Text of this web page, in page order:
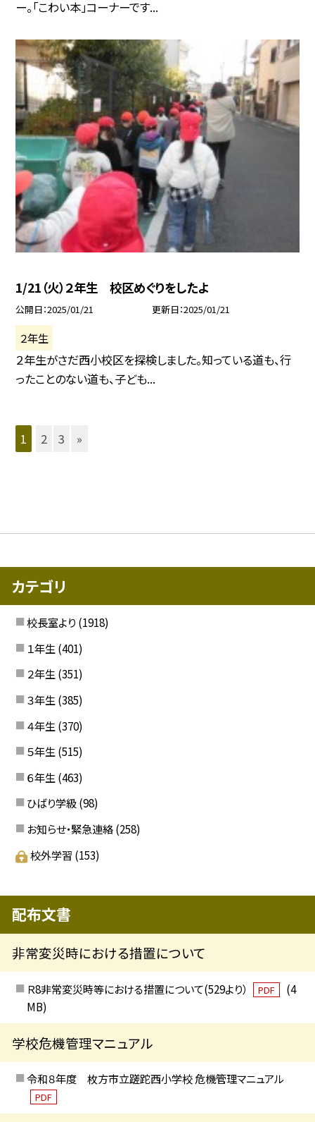
ー。「こわい本」コーナーです...
1/21（火）２年生 校区めぐりをしたよ
公開日 2025/01/21 更新日 2025/01/21
２年生
２年生がさだ西小校区を探検しました。知っている道も、行
ったことのない道も、子ども...
1 2 3 »
カテゴリ
校長室より (1918)
１年生 (401)
２年生 (351)
３年生 (385)
４年生 (370)
５年生 (515)
６年生 (463)
ひばり学級 (98)
お知らせ・緊急連絡 (258)
校外学習 (153)
配布文書
非常変災時における措置について
Ｒ8非常変災時等における措置について(529より） PDF
(4
MB)
学校危機管理マニュアル
令和８年度 枚方市立蹉跎西小学校 危機管理マニュアル
PDF